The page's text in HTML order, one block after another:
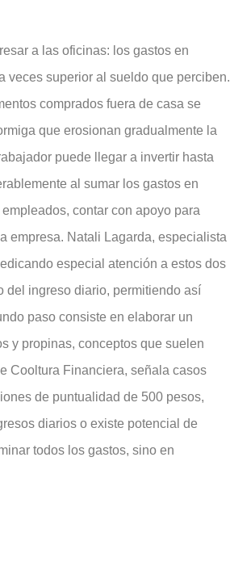
a las oficinas: los gastos en
veces superior al sueldo que perciben.
comprados fuera de casa se
que erosionan gradualmente la
puede llegar a invertir hasta
al sumar los gastos en
contar con apoyo para
empresa. Natali Lagarda, especialista
especial atención a estos dos
del ingreso diario, permitiendo así
paso consiste en elaborar un
y propinas, conceptos que suelen
Cooltura Financiera, señala casos
de puntualidad de 500 pesos,
diarios o existe potencial de
todos los gastos, sino en